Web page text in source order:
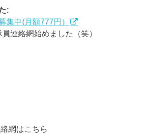
:
集中(月額777円）
連絡網始めました（笑）
網はこちら